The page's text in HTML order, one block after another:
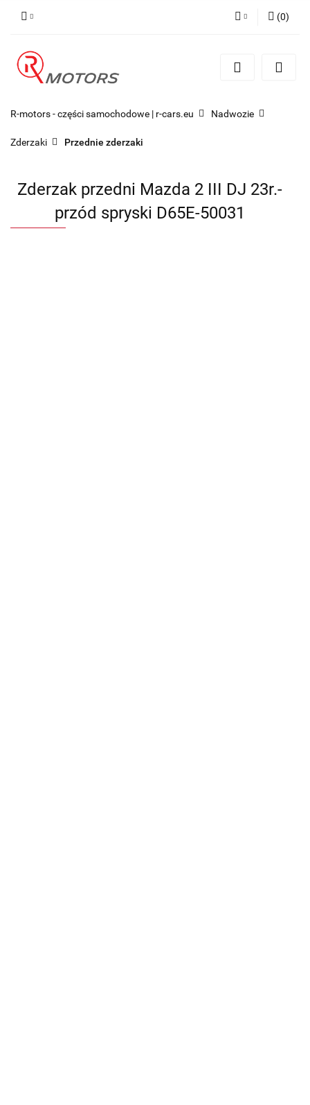
Zarejestruj się
(0)
R-motors - części samochodowe | r-cars.eu Nadwozie
Zderzaki Przednie zderzaki
Zderzak przedni Mazda 2 III DJ 23r.-
przód spryski D65E-50031